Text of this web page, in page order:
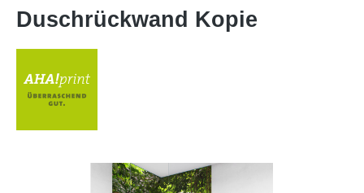
Duschrückwand Kopie